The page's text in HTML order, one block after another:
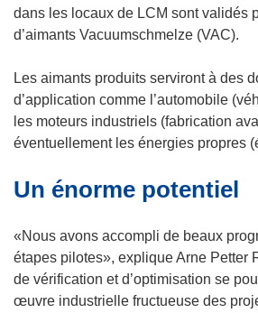
a
n
u
n
e
n
u
l
dans les locaux de LCM sont validés
d’aimants Vacuumschmelze (VAC).
Les aimants produits serviront à des
d’application comme l’automobile
les moteurs industriels (fabrication
éventuellement les énergies propres
Un énorme potentiel
«Nous avons accompli de beaux
étapes pilotes», explique Arne Petter
de vérification et d’optimisation se
œuvre industrielle fructueuse des